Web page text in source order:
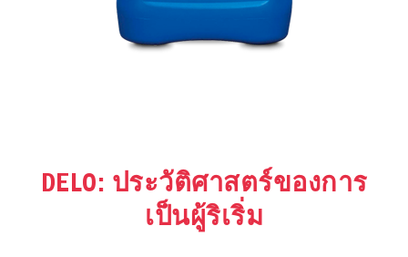
DELO: ประวัติศาสตร์ของการ
เป็นผู้ริเริ่ม